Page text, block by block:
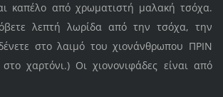
καπέλο από χρωματιστή μαλακή τσόχα.
λεπτή λωρίδα από την τσόχα, την
στο λαιμό του χιονάνθρωπου ΠΡΙΝ
χαρτόνι.) Οι χιονονιφάδες είναι από